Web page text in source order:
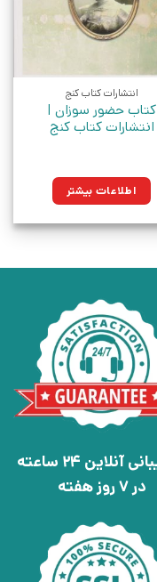
انتشارات کتاب کنج
کتاب حضور سوزان |
انتشارات کتاب کنج
اطلاعات بیشتر
پشتیبانی آنلاین 24 ساعته
در 7 روز هفته